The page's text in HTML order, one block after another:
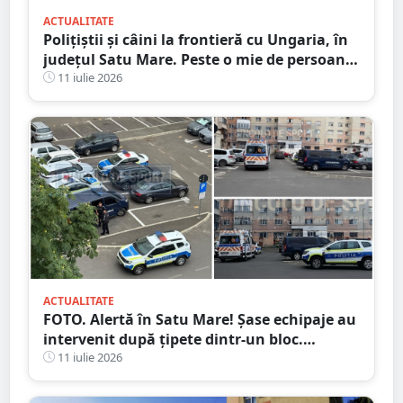
ACTUALITATE
Polițiștii și câini la frontieră cu Ungaria, în
județul Satu Mare. Peste o mie de persoane
verificate
11 iulie 2026
ACTUALITATE
FOTO. Alertă în Satu Mare! Șase echipaje au
intervenit după țipete dintr-un bloc.
Motivul i-a făcut pe toți să zâmbească
11 iulie 2026